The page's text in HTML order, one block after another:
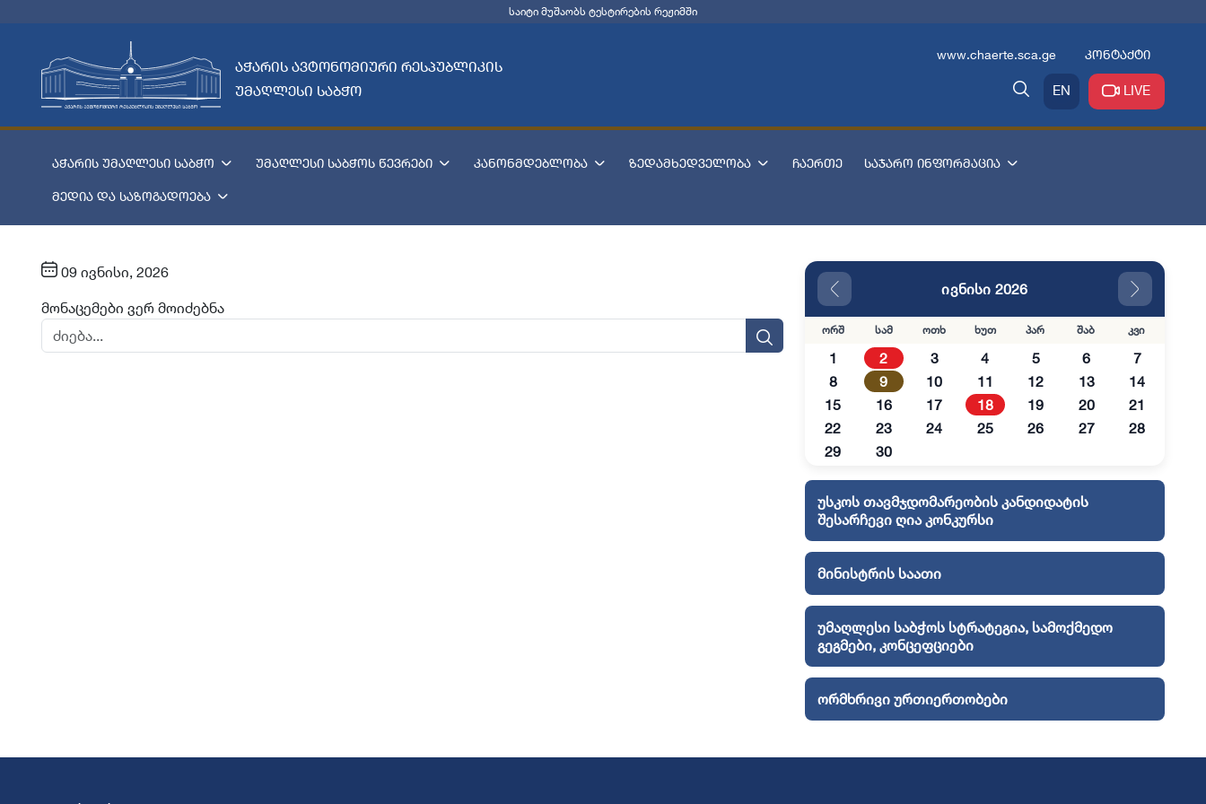
საიტი მუშაობს ტესტირების რეჟიმში
აჭარის ავტონომიური რესპუბლიკის
უმაღლესი საბჭო
www.chaerte.sca.ge კონტაქტი
EN LIVE
აჭარის უმაღლესი საბჭო უმაღლესი საბჭოს წევრები კანონმდებლობა ზედამხედველობა ჩაერთე საჯარო ინფორმაცია
მედია და საზოგადოება
09 ივნისი, 2026
მონაცემები ვერ მოიძებნა
ივნისი 2026
ორშ სამ ოთხ ხუთ პარ შაბ კვი
1 2 3 4 5 6
7
8
9 10 11 12 13
14
15
16 17 18 19 20
21
22
23 24 25 26 27
28
29
30
უსკოს თავმჯდომარეობის კანდიდატის
შესარჩევი ღია კონკურსი
მინისტრის საათი
უმაღლესი საბჭოს სტრატეგია, სამოქმედო
გეგმები, კონცეფციები
ორმხრივი ურთიერთობები